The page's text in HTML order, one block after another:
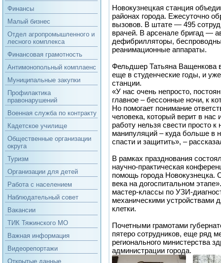
Финансы
Малый бизнес
Отдел агропромышленного и
лесного комплекса
Финансовая грамотность
Антимонопольный комплаенс
Муниципальные закупки
Профилактика
правонарушений
Военная служба по контракту
Кадетское училище
Общественные организации
округа
Туризм
Организации для детей
Работа с населением
Наблюдательный совет
Вакансии
ТИК Тяжинского МО
Важная информация
Видеорепортажи
Открытые данные
Новокузнецкая станция
районах города. Ежесуточно
вызовов. В штате — 495
врачей. В арсенале бригад —
дефибрилляторы,
реанимационные аппараты.
Фельдшер Татьяна Ващенкова
еще в студенческие годы, и
станции.
«У нас очень непросто,
главное – бессонные ночи, к
Но помогает понимание
человека, который верит в
работу нельзя свести просто
манипуляций – куда больше в
спасти и защитить», –
В рамках празднования
научно-практическая
помощь города Новокузнецка.
века на догоспитальном
мастер-классы по УЗИ-
механическими устройствами
клетки.
Почетными грамотами
пятеро сотрудников, еще ряд
регионального министерства
администрации города.